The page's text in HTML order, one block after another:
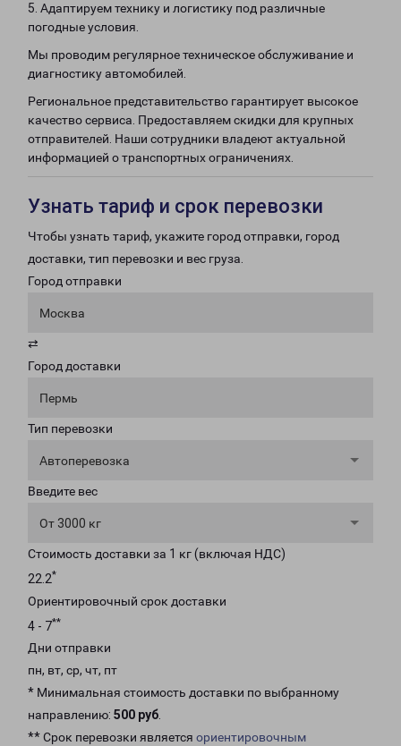
5. Адаптируем технику и логистику под различные
погодные условия.
Мы проводим регулярное техническое обслуживание и
диагностику автомобилей.
Региональное представительство гарантирует высокое
качество сервиса. Предоставляем скидки для крупных
отправителей. Наши сотрудники владеют актуальной
информацией о транспортных ограничениях.
Узнать тариф и срок перевозки
Чтобы узнать тариф, укажите город отправки, город
доставки, тип перевозки и вес груза.
Город отправки
Москва
⇄
Город доставки
Пермь
Тип перевозки
Автоперевозка
Введите вес
От 3000 кг
Стоимость доставки за 1 кг (включая НДС)
22.2*
Ориентировочный срок доставки
4 - 7**
Дни отправки
пн, вт, ср, чт, пт
* Минимальная стоимость доставки по выбранному
направлению: 500 руб.
** Срок перевозки является ориентировочным